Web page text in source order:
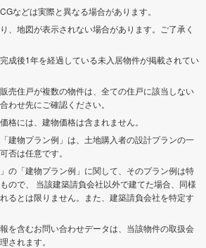
などは実際と異なる場合があります。
、地図が表示されない場合があります。ご了承く
成後1年を経過している未入居物件が掲載されてい
売住戸が複数の物件は、全ての住戸に該当しない
わせ先にご確認ください。
格には、建物価格は含まれません。
建物プラン例」は、土地購入者の設計プランの一
否は任意です。
の「建物プラン例」に関して、そのプラン例は特
ので、 当該建築請負会社以外で建てた場合、同様
るとは限りません。また、建築請負会社を特定す
を含むお問い合わせデータは、当該物件の取扱会
されます。